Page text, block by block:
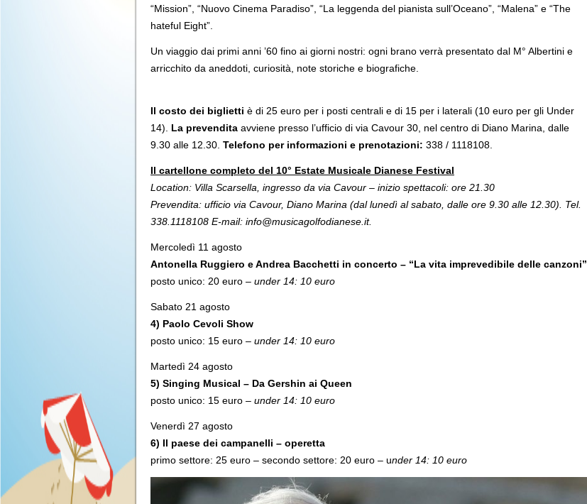
“Mission”, “Nuovo Cinema Paradiso”, “La leggenda del pianista sull’Oceano”, “Malena” e “The
hateful Eight”.
Un viaggio dai primi anni ’60 fino ai giorni nostri: ogni brano verrà presentato dal M° Albertini e
arricchito da aneddoti, curiosità, note storiche e biografiche.
Il costo dei biglietti è di 25 euro per i posti centrali e di 15 per i laterali (10 euro per gli Under
14). La prevendita avviene presso l’ufficio di via Cavour 30, nel centro di Diano Marina, dalle
9.30 alle 12.30. Telefono per informazioni e prenotazioni: 338 / 1118108.
Il cartellone completo del 10° Estate Musicale Dianese Festival
Location: Villa Scarsella, ingresso da via Cavour – inizio spettacoli: ore 21.30
Prevendita: ufficio via Cavour, Diano Marina (dal lunedì al sabato, dalle ore 9.30 alle 12.30). Tel.
338.1118108 E-mail: info@musicagolfodianese.it.
Mercoledì 11 agosto
Antonella Ruggiero e Andrea Bacchetti in concerto – “La vita imprevedibile delle canzoni”
posto unico: 20 euro – under 14: 10 euro
Sabato 21 agosto
4) Paolo Cevoli Show
posto unico: 15 euro – under 14: 10 euro
Martedì 24 agosto
5) Singing Musical – Da Gershin ai Queen
posto unico: 15 euro – under 14: 10 euro
Venerdì 27 agosto
6) Il paese dei campanelli – operetta
primo settore: 25 euro – secondo settore: 20 euro – under 14: 10 euro